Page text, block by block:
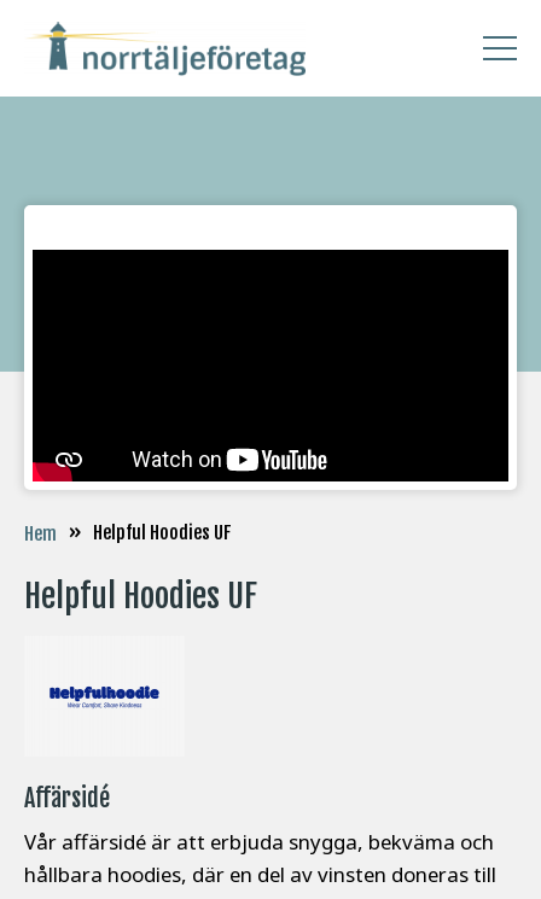
Hem » Helpful Hoodies UF
Helpful Hoodies UF
Affärsidé
Vår affärsidé är att erbjuda snygga, bekväma och
hållbara hoodies, där en del av vinsten doneras till